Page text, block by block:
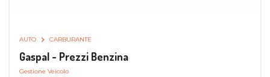
AUTO CARBURANTE
Gaspal - Prezzi Benzina
Gestione Veicolo